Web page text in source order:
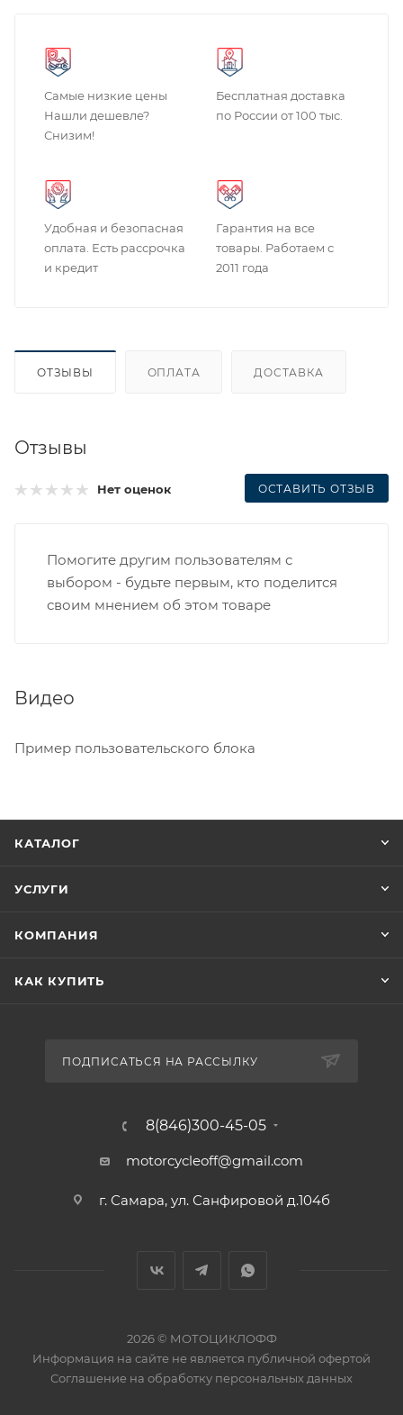
Самые низкие цены
Нашли дешевле?
Снизим!
Бесплатная доставка
по России от 100 тыс.
Удобная и безопасная
оплата. Есть рассрочка
и кредит
Гарантия на все
товары. Работаем с
2011 года
ОТЗЫВЫ ОПЛАТА ДОСТАВКА
Отзывы
Нет оценок ОСТАВИТЬ ОТЗЫВ
Помогите другим пользователям с
выбором - будьте первым, кто поделится
своим мнением об этом товаре
Видео
Пример пользовательского блока
КАТАЛОГ
УСЛУГИ
КОМПАНИЯ
КАК КУПИТЬ
ПОДПИСАТЬСЯ НА РАССЫЛКУ
8(846)300-45-05
motorcycleoff@gmail.com
г. Самара, ул. Санфировой д.104б
2026 © МОТОЦИКЛОФФ
Информация на сайте не является публичной офертой
Соглашение на обработку персональных данных